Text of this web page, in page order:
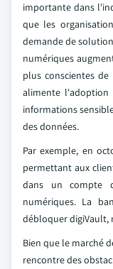
importante dans
que les
demande de
numériques
plus conscientes
alimente
informations
des données.
Par exemple, en
permettant aux
dans un compte
numériques. La
débloquer digiVault,
Bien que le marché
rencontre des